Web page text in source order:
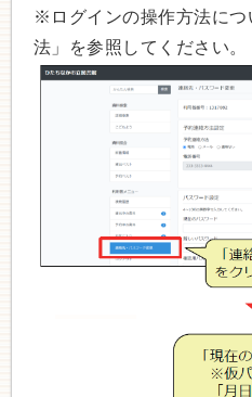
※ログインの操作方法につ
法」を参照してください。